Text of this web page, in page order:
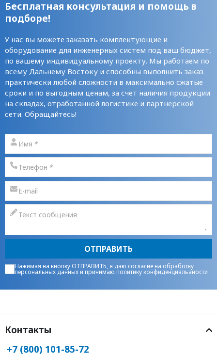
Бесплатная консультация и помощь в
подборе!
У нас вы можете заказать комплектующие и
оборудование для инженерных систем под ваш бюджет,
по вашему индивидуальному проекту. Мы работаем по
всему Дальнему Востоку и способны выполнить заказ
практически любой сложности в максимально сжатые
сроки и по выгодным ценам, за счет наличия продукции
на складах, отработанной логистике и партнерской
сети. Обращайтесь!
ОТПРАВИТЬ
Нажимая на кнопку ОТПРАВИТЬ, я даю согласие на обработку
персональных данныхи принимаюполитику конфиденциальаности
Контакты
+7 (800) 101-85-72